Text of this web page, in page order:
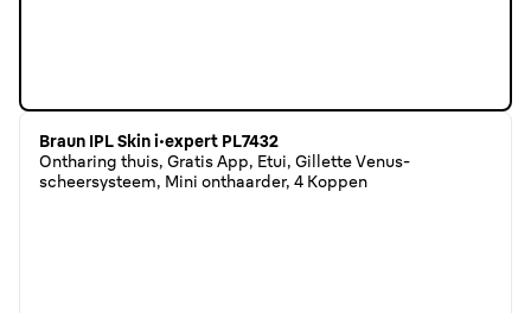
Braun IPL Skin i·expert PL7432
Ontharing thuis, Gratis App, Etui, Gillette Venus-
scheersysteem, Mini onthaarder, 4 Koppen